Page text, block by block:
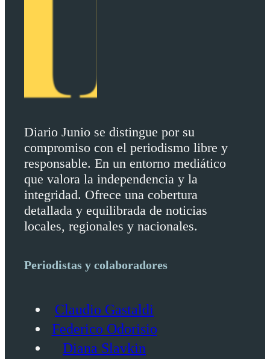
Diario Junio se distingue por su
compromiso con el periodismo libre y
responsable. En un entorno mediático
que valora la independencia y la
integridad. Ofrece una cobertura
detallada y equilibrada de noticias
locales, regionales y nacionales.
Periodistas y colaboradores
Claudio Gastaldi
Federico Odorisio
Diana Slavkin